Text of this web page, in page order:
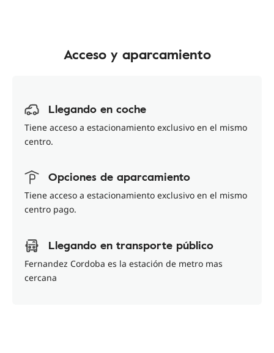
Acceso y aparcamiento
Llegando en coche
Tiene acceso a estacionamiento exclusivo en el mismo
centro.
Opciones de aparcamiento
Tiene acceso a estacionamiento exclusivo en el mismo
centro pago.
Llegando en transporte público
Fernandez Cordoba es la estación de metro mas
cercana